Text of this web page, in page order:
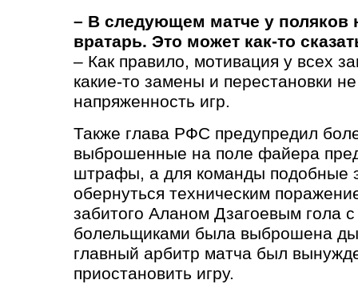
– В следующем матче у поляков
вратарь. Это может как-то
– Как правило, мотивация у всех
какие-то замены и перестановки
напряженность игр.
Также глава РФС предупредил
выброшенные на поле файера
штрафы, а для команды подобные
обернуться техническим
забитого Аланом Дзагоевым гола
болельщиками была выброшена
главный арбитр матча был
приостановить игру.